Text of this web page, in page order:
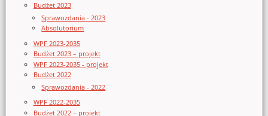
Budżet 2023
Sprawozdania - 2023
Absolutorium
WPF 2023-2035
Budżet 2023 – projekt
WPF 2023-2035 - projekt
Budżet 2022
Sprawozdania - 2022
WPF 2022-2035
Budżet 2022 – projekt